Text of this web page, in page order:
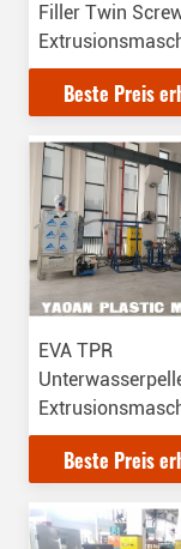
Filler Twin
PLC
und CE-
Beste Preis
EVA TPR
92
Beste Preis